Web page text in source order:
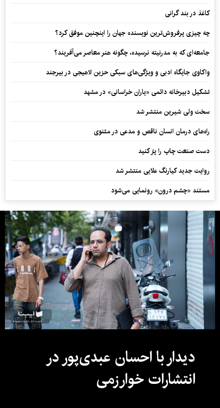
کاغذ در بند گرانی
چه چیزی پرفروش‌ترین نویسنده جهان را اینچنین موفق کرد؟
جامعه‌ای که به مدرنیته نرسیده، چگونه هنر معاصر می‌آفریند؟
واکاوی جایگاه ادبی و ویژگی‌های سبکی حزین لاهیجی در بیرجند
تشکیل دبیرخانه دائمی «یاران خراسانی» در مشهد
سخت ولی شیرین منتشر شد
راه‌های درمان انسان ناقص و مدعی در مثنوی
دست صنعت چاپ را پرُ کنید
روایت جدید کیارنگ علایی منتشر شد
مستند «چشم درون» رونمایی می‌شود
دیدار با احسان عبدی‌پور در
انتشارات خوارزمی